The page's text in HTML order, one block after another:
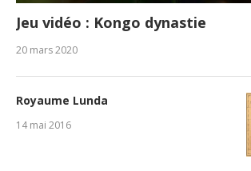
Jeu vidéo : Kongo dynastie
20 mars 2020
Royaume Lunda
14 mai 2016